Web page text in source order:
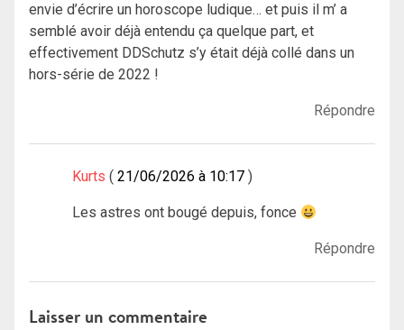
envie d’écrire un horoscope ludique… et puis il m’ a
semblé avoir déjà entendu ça quelque part, et
effectivement DDSchutz s’y était déjà collé dans un
hors-série de 2022 !
Répondre
Kurts 21/06/2026 à 10:17
Les astres ont bougé depuis, fonce
Répondre
Laisser un commentaire